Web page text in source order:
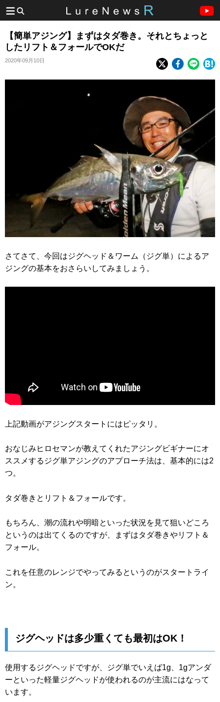
【簡単アジング】まずはタダ巻き。それとちょっと
したリフト＆フォールでOKだ
2020年09月10日
さてさて、今回はジグヘッド＆ワーム（ジグ単）によるア
ジングの基本をおさらいしてみましょう。
上記動画がアジングスタートにはピッタリ。
おなじみヒロセマンが教えてくれたアジングビギナーにオ
ススメするジグ単アジングのアプローチ法は、基本的には2
つ。
タダ巻きとリフト＆フォールです。
もちろん、潮の流れや明暗といった状況を見て狙いどころ
というのは出てくるのですが、まずはタダ巻きやリフト＆
フォール。
これを任意のレンジでやってみるというのがスタートライ
ン。
ジグヘッドは多少重くても最初はOK！
使用するジグヘッドですが、ジグ単でいえば1g、1gアンダ
ーといった軽量ジグヘッドが使われるのが主流にはなって
います。